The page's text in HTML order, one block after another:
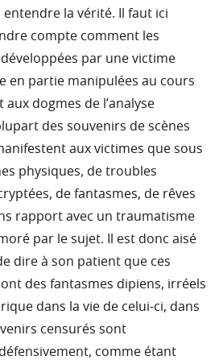
la vérité. Il faut ici
compte comment les
par une victime
en partie manipulées au cours
dogmes de l’analyse
des souvenirs de scènes
aux victimes que sous
physiques, de troubles
de fantasmes, de rêves
rapport avec un traumatisme
par le sujet. Il est donc aisé
dire à son patient que ces
des fantasmes dipiens, irréels
dans la vie de celui-ci, dans
censurés sont
comme étant